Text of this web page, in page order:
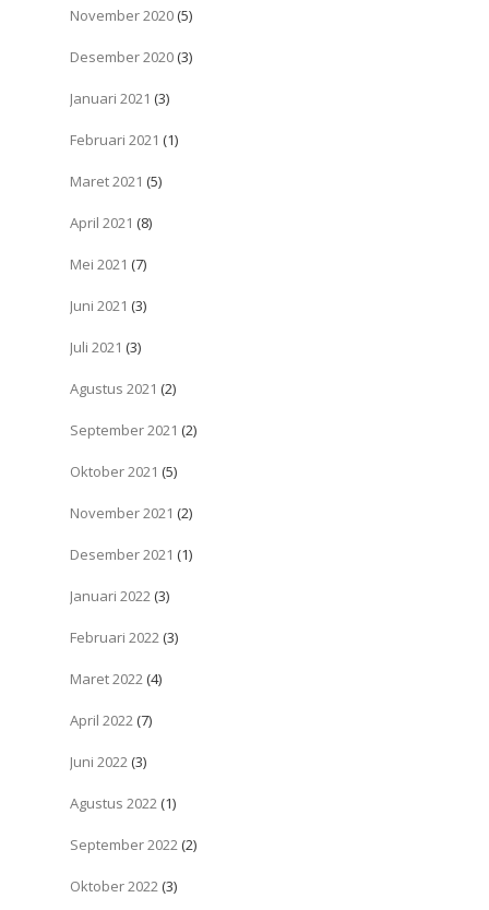
November 2020 (5)
Desember 2020 (3)
Januari 2021 (3)
Februari 2021 (1)
Maret 2021 (5)
April 2021 (8)
Mei 2021 (7)
Juni 2021 (3)
Juli 2021 (3)
Agustus 2021 (2)
September 2021 (2)
Oktober 2021 (5)
November 2021 (2)
Desember 2021 (1)
Januari 2022 (3)
Februari 2022 (3)
Maret 2022 (4)
April 2022 (7)
Juni 2022 (3)
Agustus 2022 (1)
September 2022 (2)
Oktober 2022 (3)